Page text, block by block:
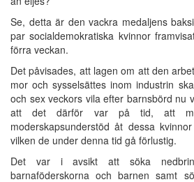
Se, detta är den vackra medaljens
par socialdemokratiska kvinnor
förra veckan.
Det påvisades, att lagen om att den
mor och sysselsättes inom industrin
och sex veckors vila efter barnsbörd nu
att det därför var på tid, att
moderskapsunderstöd åt dessa
vilken de under denna tid gå förlustig.
Det var i avsikt att söka
barnaföderskorna och barnen samt